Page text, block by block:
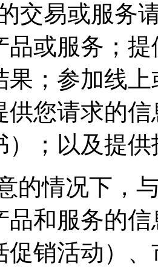
易或服务请
品或服务；
果；参加线
供您请求的
书）；以及提
的情况下
品和服务的
销活动）